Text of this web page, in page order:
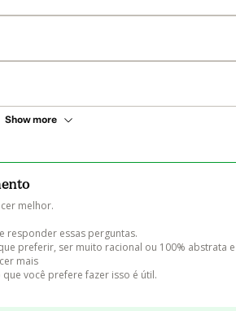
Show more
melhor.
responder essas perguntas.
preferir, ser muito racional ou 100% abstrata
mais
você prefere fazer isso é útil.